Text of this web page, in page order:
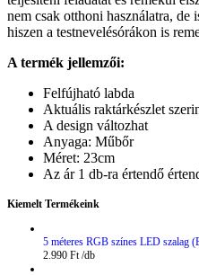
nem csak otthoni használatra, de
hiszen a testnevelésórákon is
A termék jellemzői:
Felfújható labda
Aktuális raktárkészlet
A design változhat
Anyaga: Műbőr
Méret: 23cm
Az ár 1 db-ra értendő
Kiemelt Termékeink
5 méteres RGB színes LED szalag
2.990 Ft